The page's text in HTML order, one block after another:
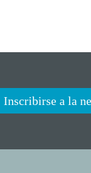
Inscribirse a la